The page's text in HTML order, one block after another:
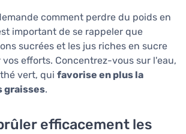
comment perdre du poids en
important de se rappeler que
sucrées et les jus riches en sucre
efforts. Concentrez-vous sur l'eau,
vert, qui favorise en plus la
graisses.
efficacement les